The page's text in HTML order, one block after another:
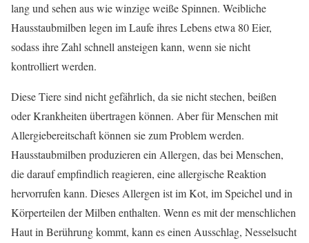
lang und sehen aus wie winzige weiße Spinnen. Weibliche
Hausstaubmilben legen im Laufe ihres Lebens etwa 80 Eier,
sodass ihre Zahl schnell ansteigen kann, wenn sie nicht
kontrolliert werden.
Diese Tiere sind nicht gefährlich, da sie nicht stechen, beißen
oder Krankheiten übertragen können. Aber für Menschen mit
Allergiebereitschaft können sie zum Problem werden.
Hausstaubmilben produzieren ein Allergen, das bei Menschen,
die darauf empfindlich reagieren, eine allergische Reaktion
hervorrufen kann. Dieses Allergen ist im Kot, im Speichel und in
Körperteilen der Milben enthalten. Wenn es mit der menschlichen
Haut in Berührung kommt, kann es einen Ausschlag, Nesselsucht